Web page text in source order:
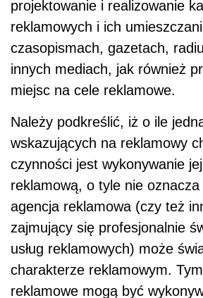
projektowanie i realizowanie
reklamowych i ich
czasopismach, gazetach,
innych mediach, jak również
miejsc na cele reklamowe.
Należy podkreślić, iż o ile
wskazujących na reklamowy
czynności jest wykonywanie
reklamową, o tyle nie
agencja reklamowa (czy też
zajmujący się profesjonalnie
usług reklamowych) może
charakterze reklamowym.
reklamowe mogą być